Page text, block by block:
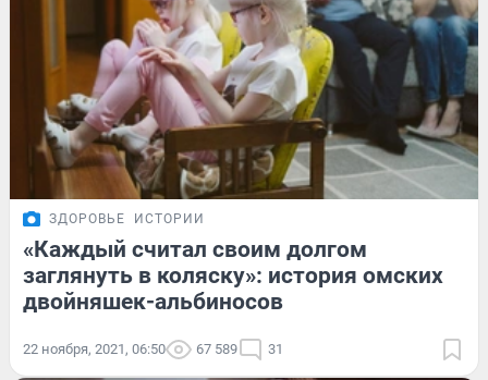
ЗДОРОВЬЕ ИСТОРИИ
«Каждый считал своим долгом
заглянуть в коляску»: история омских
двойняшек-альбиносов
22 ноября, 2021, 06:50 67 589 31